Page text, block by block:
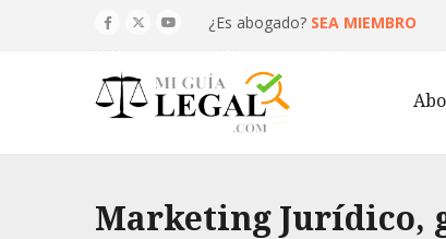
¿Es abogado? SEA MIEMBRO
Marketing Jurídico,